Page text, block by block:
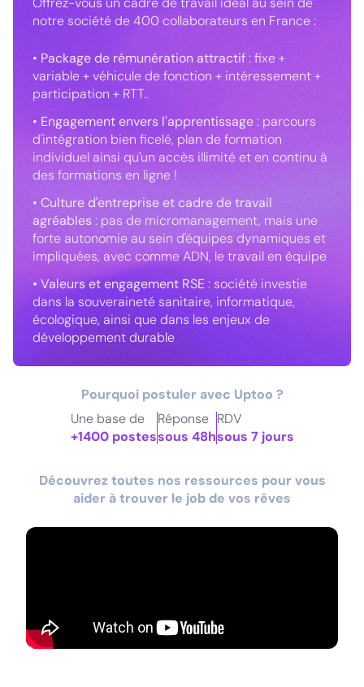
notre société de 400 collaborateurs en France :
• Package de rémunération attractif: fixe +
variable + véhicule de fonction + intéressement +
participation + RTT..
• Engagement envers l'apprentissage: parcours
d'intégration bien ficelé, plan de formation
individuel ainsi qu'un accès illimité et en continu à
des formations en ligne !
• Culture d'entreprise et cadre de travail
agréables: pas de micromanagement, mais une
forte autonomie au sein d'équipes dynamiques et
impliquées, avec comme ADN, le travail en équipe
• Valeurs et engagement RSE : société investie
dans la souveraineté sanitaire, informatique,
écologique, ainsi que dans les enjeux de
développement durable
Pourquoi postuler avec Uptoo ?
Une base de
+1400 postes
Réponse
sous 48h
RDV
sous 7 jours
Découvrez toutes nos ressources pour vous
aider à trouver le job de vos rêves